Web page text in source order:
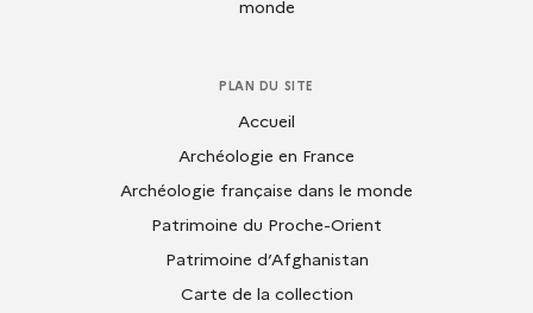
monde
PLAN DU SITE
Accueil
Archéologie en France
Archéologie française dans le monde
Patrimoine du Proche-Orient
Patrimoine d’Afghanistan
Carte de la collection